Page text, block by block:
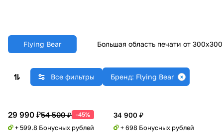
Flying Bear Большая область печати от
Все фильтры Бренд: Flying Bear
29 990 ₽54 500 ₽ -45%
+ 599.8 Бонусных рублей
34 900 ₽
+ 698 Бонусных рублей